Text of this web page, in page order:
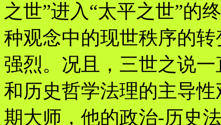
之世”进入“太平之世”的
种观念中的现世秩序的
强烈。况且，三世之说
和历史哲学法理的主导
期大师，他的政治-历史